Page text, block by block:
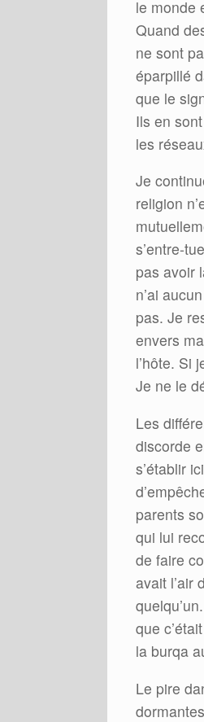
le monde
Quand
ne sont
éparpillé
que le
Ils en
les
Je
religion
s’entre-
pas avoir
n’ai
pas. Je
envers
l’hôte. Si
Je ne le
Les
discorde
s’établir
parents
qui lui
de faire
avait l’air
que
la burqa
Le pire